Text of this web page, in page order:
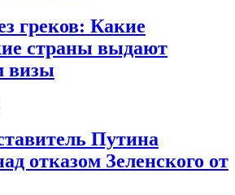
греков: Какие
страны выдают
визы
Путина
отказом Зеленского от